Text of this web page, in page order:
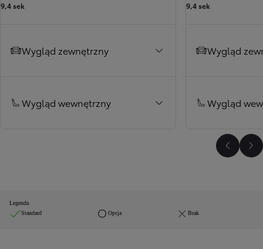
9,4 sek
Wygląd zewnętrzny
Wygląd wewnętrzny
9,4 sek
Wygląd
Wygląd
Legenda
Standard
Opcja Brak